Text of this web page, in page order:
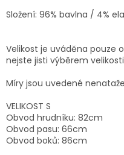
Složení: 96% bavlna / 4%
Velikost je uváděna pouze
nejste jisti výběrem
Míry jsou uvedené
VELIKOST S
Obvod hrudníku: 82cm
Obvod pasu: 66cm
Obvod boků: 86cm